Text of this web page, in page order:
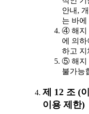
안내,
는 바에
④ 해지
에 의하
하고 지
⑤ 해지
불가능
제 12 조 (
이용 제한)